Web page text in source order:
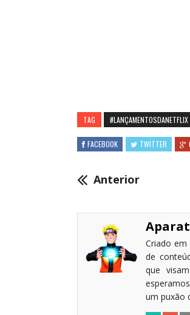
TAG #LANÇAMENTOSDANETFLIX
FACEBOOK TWITTER
Anterior
Criado
de
que
um puxão